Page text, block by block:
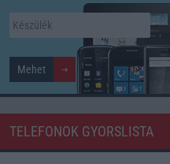
TELEFONOK GYORSLISTA